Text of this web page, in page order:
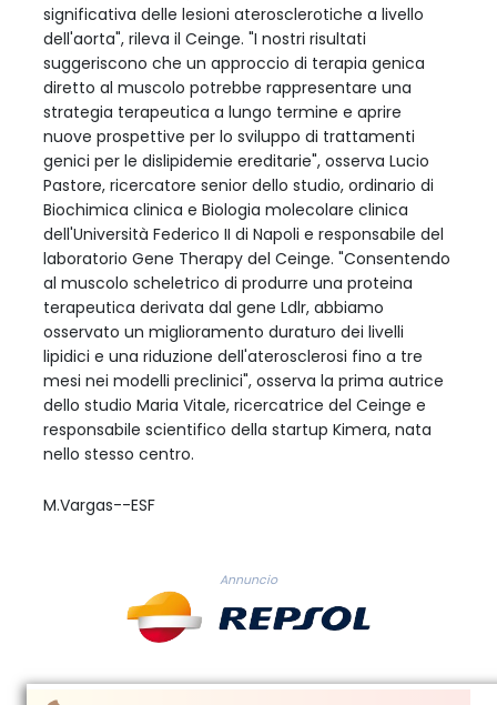
significativa delle lesioni aterosclerotiche a livello
dell'aorta", rileva il Ceinge. "I nostri risultati
suggeriscono che un approccio di terapia genica
diretto al muscolo potrebbe rappresentare una
strategia terapeutica a lungo termine e aprire
nuove prospettive per lo sviluppo di trattamenti
genici per le dislipidemie ereditarie", osserva Lucio
Pastore, ricercatore senior dello studio, ordinario di
Biochimica clinica e Biologia molecolare clinica
dell'Università Federico II di Napoli e responsabile del
laboratorio Gene Therapy del Ceinge. "Consentendo
al muscolo scheletrico di produrre una proteina
terapeutica derivata dal gene Ldlr, abbiamo
osservato un miglioramento duraturo dei livelli
lipidici e una riduzione dell'aterosclerosi fino a tre
mesi nei modelli preclinici", osserva la prima autrice
dello studio Maria Vitale, ricercatrice del Ceinge e
responsabile scientifico della startup Kimera, nata
nello stesso centro.
M.Vargas--ESF
Annuncio